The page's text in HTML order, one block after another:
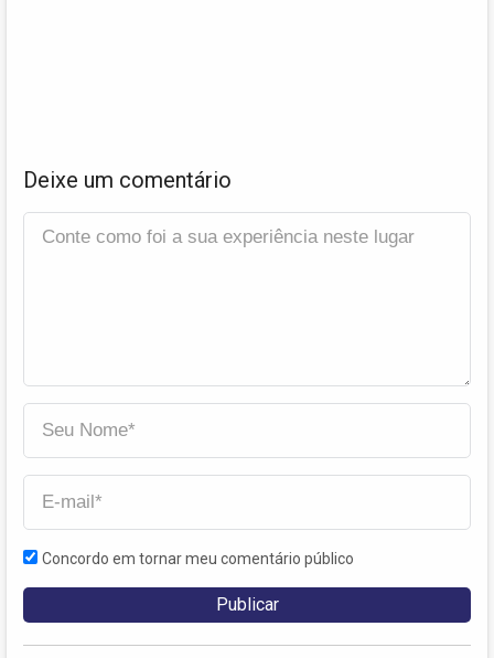
Deixe um comentário
Concordo em tornar meu comentário público